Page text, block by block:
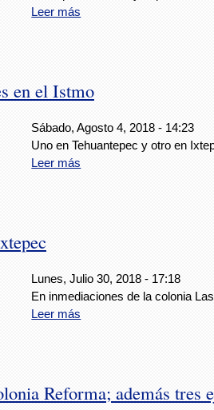
Leer más
en el Istmo
Sábado, Agosto 4, 2018 - 14:23
Uno en Tehuantepec y otro en
Leer más
Lunes, Julio 30, 2018 - 17:18
En inmediaciones de la colonia
Leer más
Reforma; además tres